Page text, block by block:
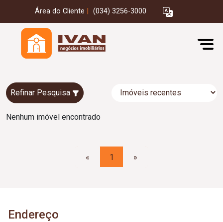
Área do Cliente (034) 3256-3000
Refinar Pesquisa
Nenhum imóvel encontrado
« 1 »
Endereço